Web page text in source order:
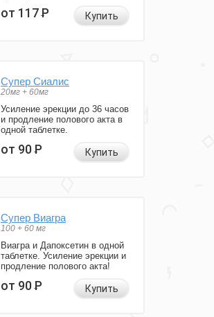
от 117Р Купить
Супер Сиалис
20мг + 60мг
Усиление эрекции до 36 часов
и продление полового акта в
одной таблетке.
от 90Р Купить
Супер Виагра
100 + 60 мг
Виагра и Дапоксетин в одной
таблетке. Усиление эрекции и
продление полового акта!
от 90Р Купить